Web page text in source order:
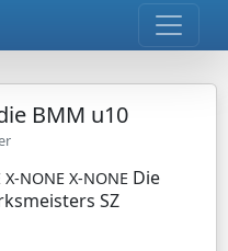
BMM u10
NONE X-NONE Die
SZ